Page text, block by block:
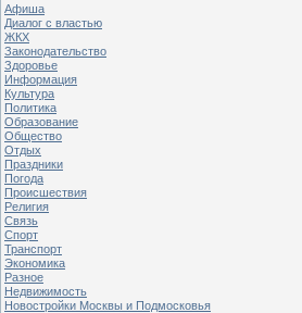
Афиша
Диалог с властью
ЖКХ
Законодательство
Здоровье
Информация
Культура
Политика
Образование
Общество
Отдых
Праздники
Погода
Происшествия
Религия
Связь
Спорт
Транспорт
Экономика
Разное
Недвижимость
Новостройки Москвы и Подмосковья